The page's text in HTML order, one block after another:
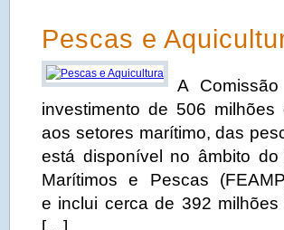
Pescas e
A
investimento de 506
aos setores marítimo, das
está disponível no âmbito
Marítimos e Pescas
e inclui cerca de 392